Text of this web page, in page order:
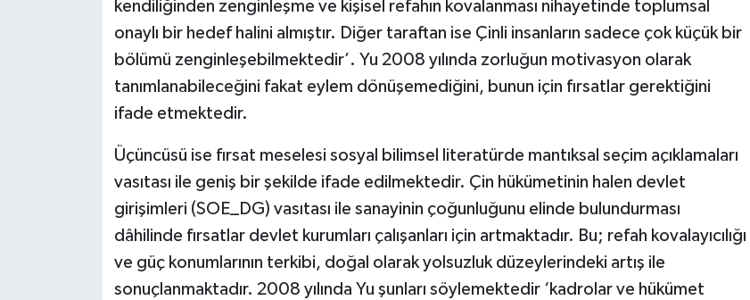
kendiliğinden zenginleşme ve kişisel refahın kovalanması nihayetinde toplumsal
onaylı bir hedef halini almıştır. Diğer taraftan ise Çinli insanların sadece çok küçük bir
bölümü zenginleşebilmektedir’. Yu 2008 yılında zorluğun motivasyon olarak
tanımlanabileceğini fakat eylem dönüşemediğini, bunun için fırsatlar gerektiğini
ifade etmektedir.
Üçüncüsü ise fırsat meselesi sosyal bilimsel literatürde mantıksal seçim açıklamaları
vasıtası ile geniş bir şekilde ifade edilmektedir. Çin hükümetinin halen devlet
girişimleri (SOE_DG) vasıtası ile sanayinin çoğunluğunu elinde bulundurması
dâhilinde fırsatlar devlet kurumları çalışanları için artmaktadır. Bu; refah kovalayıcılığı
ve güç konumlarının terkibi, doğal olarak yolsuzluk düzeylerindeki artış ile
sonuçlanmaktadır. 2008 yılında Yu şunları söylemektedir ‘kadrolar ve hükümet